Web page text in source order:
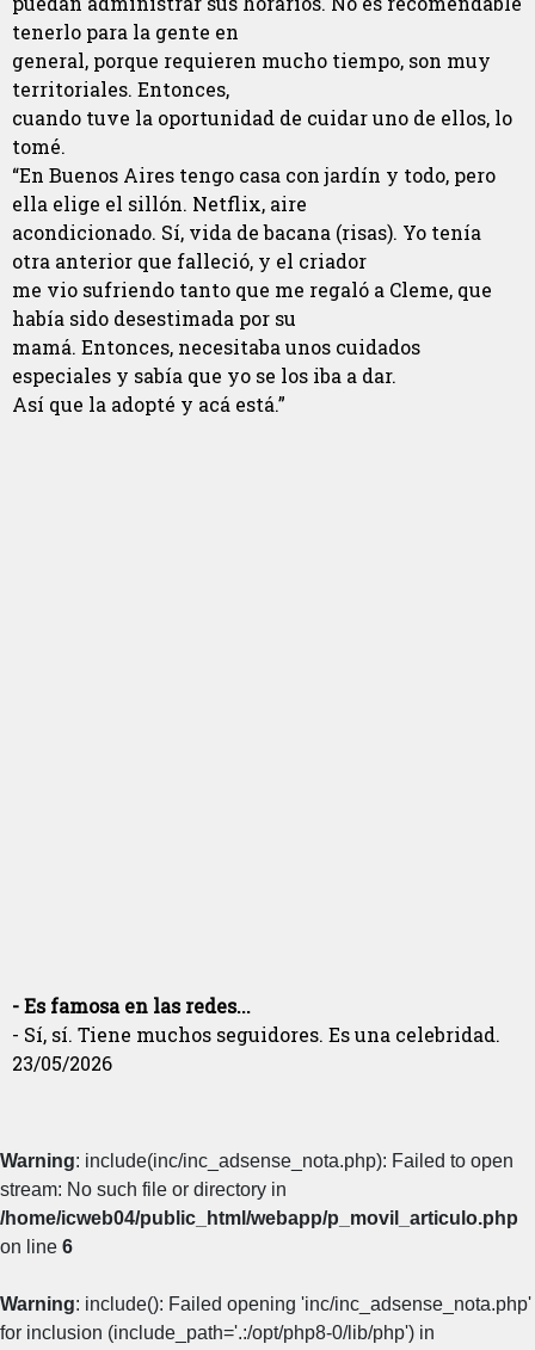
tenerlo para la gente en
general, porque requieren mucho tiempo, son muy
territoriales. Entonces,
cuando tuve la oportunidad de cuidar uno de ellos, lo
tomé.
“En Buenos Aires tengo casa con jardín y todo, pero
ella elige el sillón. Netflix, aire
acondicionado. Sí, vida de bacana (risas). Yo tenía
otra anterior que falleció, y el criador
me vio sufriendo tanto que me regaló a Cleme, que
había sido desestimada por su
mamá. Entonces, necesitaba unos cuidados
especiales y sabía que yo se los iba a dar.
Así que la adopté y acá está.”
- Es famosa en las redes...
- Sí, sí. Tiene muchos seguidores. Es una celebridad.
23/05/2026
Warning: include(inc/inc_adsense_nota.php): Failed to open
stream: No such file or directory in
/home/icweb04/public_html/webapp/p_movil_articulo.php
on line 6
Warning: include(): Failed opening 'inc/inc_adsense_nota.php'
for inclusion (include_path='.:/opt/php8-0/lib/php') in